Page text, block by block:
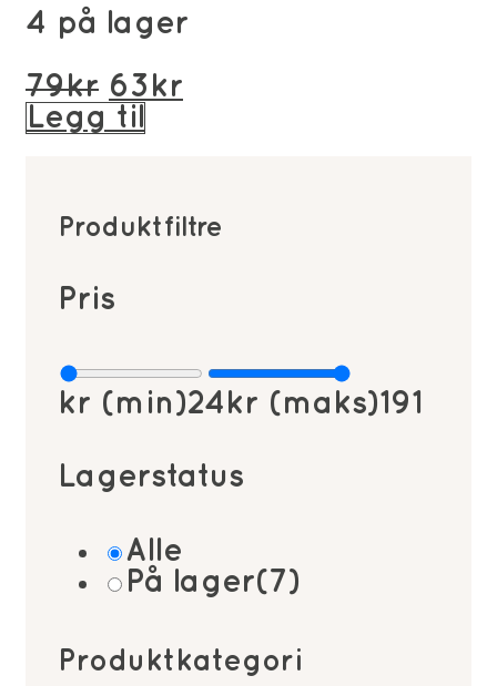
4 på lager
79kr Opprinnelig
pris
63 kr
Legg til
Produktfiltre
Pris
kr (min)24 kr (maks)191
Lagerstatus
Alle
På lager(7)
Produktkategori